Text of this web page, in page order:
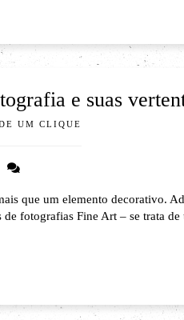
e suas
UM CLIQUE
que um elemento decorativo.
de fotografias Fine Art – se trata